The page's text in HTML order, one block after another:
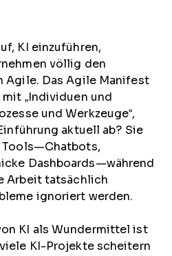
KI einzuführen,
völlig den
Agile. Das Agile Manifest
„Individuen und
und Werkzeuge“,
aktuell ab? Sie
Tools—Chatbots,
Dashboards—während
Arbeit tatsächlich
ignoriert werden.
KI als Wundermittel ist
KI-Projekte scheitern